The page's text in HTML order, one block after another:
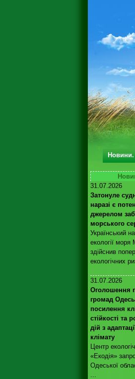
Новини.
31.07.2026
Затонуле
наразі є
джерелом
морського
Український
екології моря
здійснив
екологічних
31.07.2026
Оголошення
громад
посилення
стійкості та
дій з
клімату
Центр
«Екодія»
Одеської
...